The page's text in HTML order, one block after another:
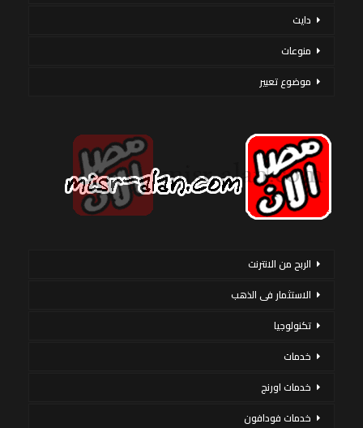
دايت
منوعات
موضوع تعبير
الربح من الانترنت
الاستثمار فى الذهب
تكنولوجيا
خدمات
خدمات اورنج
خدمات فودافون